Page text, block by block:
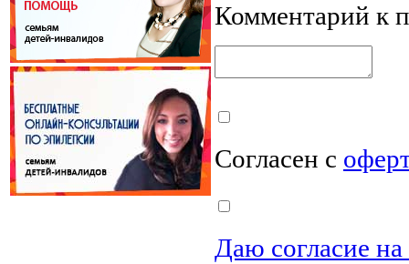
Комментарий к
Согласен с
Даю согласие